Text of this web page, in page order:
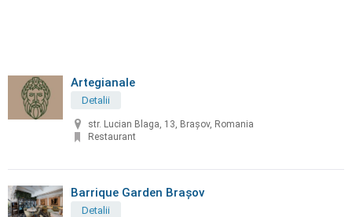
Artegianale
Detalii
str. Lucian Blaga, 13, Brașov, Romania
Restaurant
Barrique Garden Brașov
Detalii